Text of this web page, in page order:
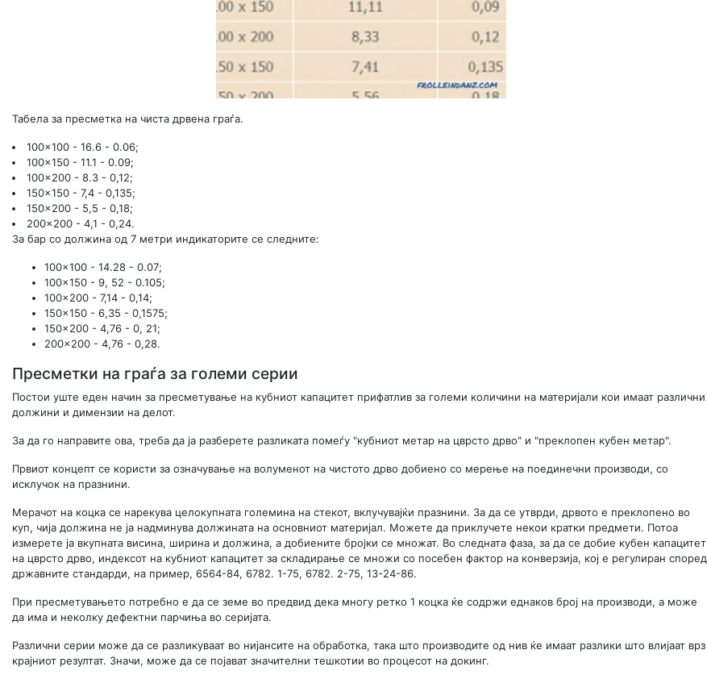
Табела за пресметка на чиста дрвена граѓа.
100x100 - 16.6 - 0.06;
100x150 - 11.1 - 0.09;
100x200 - 8.3 - 0,12;
150x150 - 7,4 - 0,135;
150x200 - 5,5 - 0,18;
200x200 - 4,1 - 0,24.
За бар со должина од 7 метри индикаторите се следните:
100x100 - 14.28 - 0.07;
100x150 - 9, 52 - 0.105;
100x200 - 7,14 - 0,14;
150x150 - 6,35 - 0,1575;
150x200 - 4,76 - 0, 21;
200x200 - 4,76 - 0,28.
Пресметки на граѓа за големи серии
Постои уште еден начин за пресметување на кубниот капацитет прифатлив за големи количини на материјали кои имаат различни
должини и димензии на делот.
За да го направите ова, треба да ја разберете разликата помеѓу "кубниот метар на цврсто дрво" и "преклопен кубен метар".
Првиот концепт се користи за означување на волуменот на чистото дрво добиено со мерење на поединечни производи, со
исклучок на празнини.
Мерачот на коцка се нарекува целокупната големина на стекот, вклучувајќи празнини. За да се утврди, дрвото е преклопено во
куп, чија должина не ја надминува должината на основниот материјал. Можете да приклучете некои кратки предмети. Потоа
измерете ја вкупната висина, ширина и должина, а добиените бројки се множат. Во следната фаза, за да се добие кубен капацитет
на цврсто дрво, индексот на кубниот капацитет за складирање се множи со посебен фактор на конверзија, кој е регулиран според
државните стандарди, на пример, 6564-84, 6782. 1-75, 6782. 2-75, 13-24-86.
При пресметувањето потребно е да се земе во предвид дека многу ретко 1 коцка ќе содржи еднаков број на производи, а може
да има и неколку дефектни парчиња во серијата.
Различни серии може да се разликуваат во нијансите на обработка, така што производите од нив ќе имаат разлики што влијаат врз
крајниот резултат. Значи, може да се појават значителни тешкотии во процесот на докинг.